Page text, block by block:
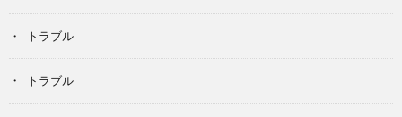
トラブル
トラブル